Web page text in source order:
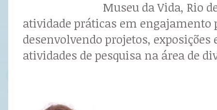
Museu da Vida, Rio
atividade práticas em engajamento
desenvolvendo projetos, exposições
atividades de pesquisa na área de